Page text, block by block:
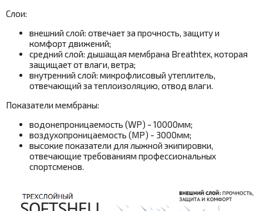
Слои:
внешний слой: отвечает за прочность, защиту и
комфорт движений;
средний слой: дышащая мембрана Breathtex, которая
защищает от влаги, ветра;
внутренний слой: микрофлисовый утеплитель,
отвечающий за теплоизоляцию, отвод влаги.
Показатели мембраны:
водонепроницаемость (WP) - 10000мм;
воздухопроницаемость (MP) - 3000мм;
высокие показатели для лыжной экипировки,
отвечающие требованиям профессиональных
спортсменов.